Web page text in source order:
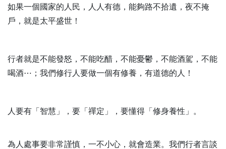
如果一個國家的人民，人人有德，能夠路不拾遺，夜不掩
戶，就是太平盛世！
行者就是不能發怒，不能吃醋，不能憂鬱，不能酒駕，不能
喝酒⋯；我們修行人要做一個有修養，有道德的人！
人要有「智慧」，要「禪定」，要懂得「修身養性」。
為人處事要非常謹慎，一不小心，就會造業。我們行者言談